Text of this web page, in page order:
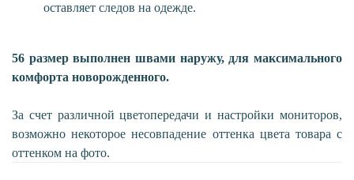
оставляет следов на одежде.
56 размер выполнен швами наружу, для максимального
комфорта новорожденного.
За счет различной цветопередачи и настройки мониторов,
возможно некоторое несовпадение оттенка цвета товара с
оттенком на фото.